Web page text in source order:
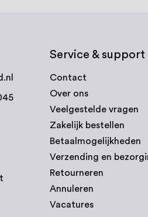
Service & support
Contact
Over ons
Veelgestelde vragen
Zakelijk bestellen
Betaalmogelijkheden
Verzending en
Retourneren
Annuleren
Vacatures